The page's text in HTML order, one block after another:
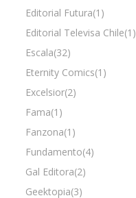
Editorial Futura(1)
Editorial Televisa Chile(1)
Escala(32)
Eternity Comics(1)
Excelsior(2)
Fama(1)
Fanzona(1)
Fundamento(4)
Gal Editora(2)
Geektopia(3)